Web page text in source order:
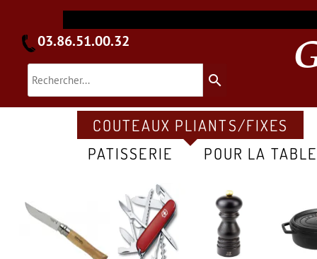
search
COUTEAUX PLIANTS/FIXES
PATISSERIE
POUR LA TABLE
03.86.51.00.32